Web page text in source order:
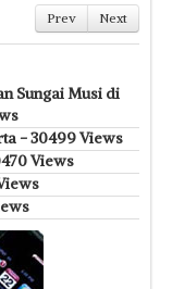
Prev Next
Sungai Musi di
- 30499 Views
Views